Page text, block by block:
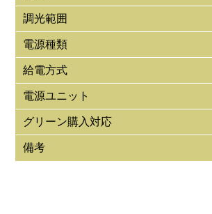
調光範囲
電源種類
給電方式
電源ユニット
グリーン購入対応
備考